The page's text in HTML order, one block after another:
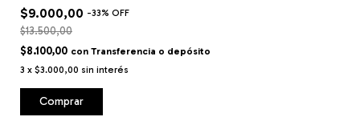
$9.000,00 -33% OFF
$13.500,00
$8.100,00 con Transferencia o depósito
3 x $3.000,00 sin interés
Comprar